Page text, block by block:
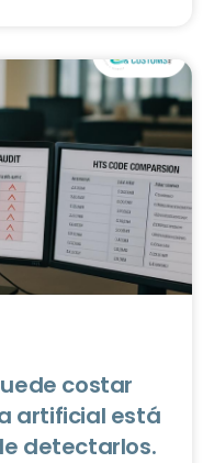
costar
artificial está
detectarlos.